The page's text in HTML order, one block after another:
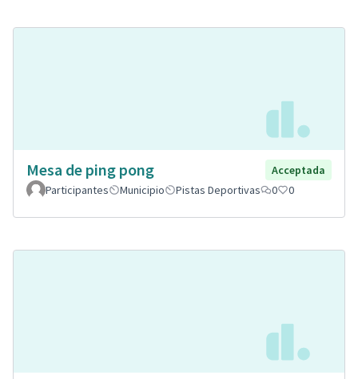
Mesa de ping pong
Acceptada
Participantes
Municipio Pistas Deportivas 0 0